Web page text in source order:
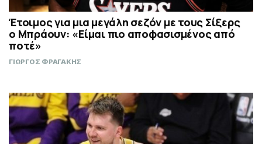
Έτοιμος για μια μεγάλη σεζόν με τους Σίξερς
ο Μπράουν: «Είμαι πιο αποφασισμένος από
ποτέ»
ΓΙΩΡΓΟΣ ΦΡΑΓΑΚΗΣ